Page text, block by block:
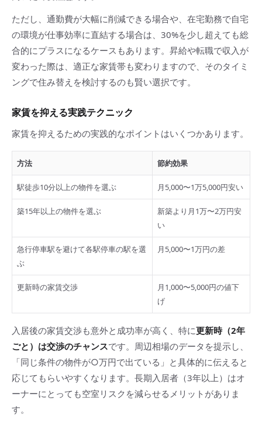
ただし、通勤費が大幅に削減できる場合や、在宅勤務で自宅
の環境が仕事効率に直結する場合は、30%を少し超えても総
合的にプラスになるケースもあります。昇給や転職で収入が
変わった際は、適正な家賃帯も変わりますので、そのタイミ
ングで住み替えを検討するのも賢い選択です。
家賃を抑える実践テクニック
家賃を抑えるための実践的なポイントはいくつかあります。
方法 節約効果
駅徒歩10分以上の物件を選ぶ 月5,000〜1万5,000円安い
築15年以上の物件を選ぶ
新築より月1万〜2万円安
い
急行停車駅を避けて各駅停車の駅を選
ぶ
月5,000〜1万円の差
更新時の家賃交渉
月1,000〜5,000円の値下
げ
入居後の家賃交渉も意外と成功率が高く、特に更新時（2年
ごと）は交渉のチャンスです。周辺相場のデータを提示し、
「同じ条件の物件が○万円で出ている」と具体的に伝えると
応じてもらいやすくなります。長期入居者（3年以上）はオ
ーナーにとっても空室リスクを減らせるメリットがありま
す。